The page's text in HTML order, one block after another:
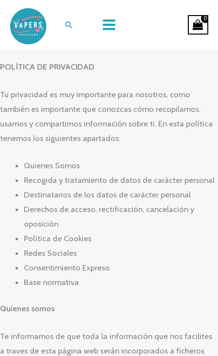
contenido
Buscar
politica de privacidad y aviso legal
POLÍTICA DE PRIVACIDAD
Tu privacidad es muy importante para nosotros, como
también es importante que conozcas cómo recopilamos,
usamos y compartimos información sobre ti. En esta política
tenemos los siguientes apartados:
Quienes Somos
Recogida y tratamiento de datos de carácter personal
Destinatarios de los datos de carácter personal
Derechos de acceso, rectificación, cancelación y
oposición
Política de Cookies
Redes Sociales
Consentimiento Expreso
Base normativa
Quienes somos
Te informamos de que toda la información que nos facilites
a traves de esta página web serán incorporados a ficheros